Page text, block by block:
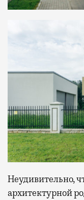
Неудивительно,
архитектурной